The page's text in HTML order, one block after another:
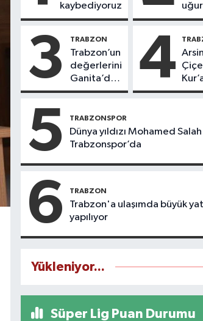
kaybediyoruz
3 TRABZON
Trabzon’un
değerlerini
Ganita’da
yaşatıyoruz
4
Arsin
5 TRABZONSPOR
Dünya yıldızı Mohamed Salah
Trabzonspor’da
6 TRABZON
Trabzon'a ulaşımda büyük
yapılıyor
Yükleniyor...
Süper Lig Puan Durumu